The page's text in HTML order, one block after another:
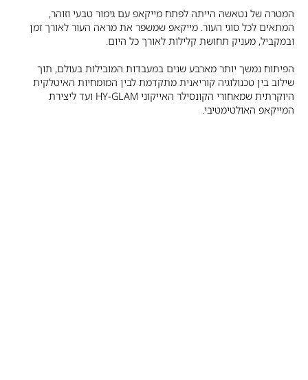
המטרה של נטאשה הייתה לפתח מייקאפ עם גימור טבעי וזוהר,
המתאים לכל סוגי העור. מייקאפ שמשפר את מראה העור לאורך זמן
ובמקביל, מעניק תחושת קלילות לאורך כל היום.
הפיתוח נמשך יותר מארבע שנים במעבדות המובילות בעולם, תוך
שילוב בין טכנולוגיה קוריאנית מתקדמת לבין המומחיות האיטלקית
היוקרתית שמאחורי הקונסילר האייקוני HY-GLAM ועד ליצירת
המייקאפ האולטימטיבי.